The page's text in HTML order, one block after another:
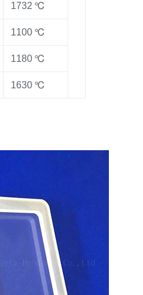
1732 ℃
1100 ℃
1180 ℃
1630 ℃